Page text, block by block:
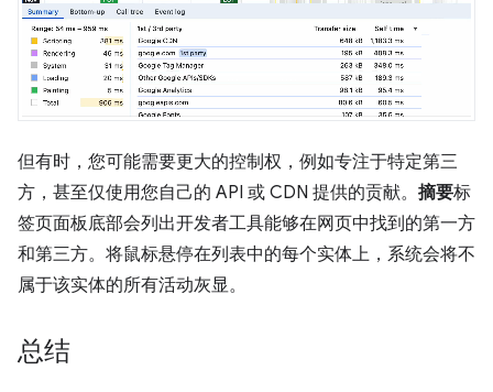
但有时，您可能需要更大的控制权，例如专注于特定第三
方，甚至仅使用您自己的 API 或 CDN 提供的贡献。 摘要标
签页面板底部会列出开发者工具能够在网页中找到的第一方
和第三方。将鼠标悬停在列表中的每个实体上，系统会将不
属于该实体的所有活动灰显。
总结